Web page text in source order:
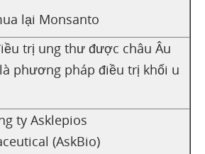
lại Monsanto
trị ung thư được châu Âu
phương pháp điều trị khối u
ty Asklepios
(AskBio)